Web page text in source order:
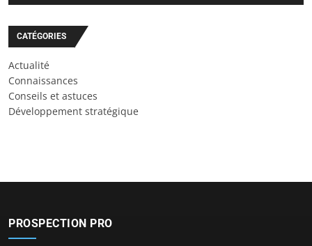
CATÉGORIES
Actualité
Connaissances
Conseils et astuces
Développement stratégique
PROSPECTION PRO